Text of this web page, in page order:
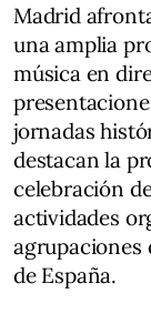
Madrid
una amplia
música en
jornadas
destacan la
celebración
actividades
agrupaciones
de España.